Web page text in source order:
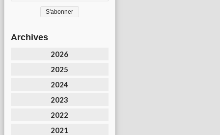
Archives
2026
2025
2024
2023
2022
2021